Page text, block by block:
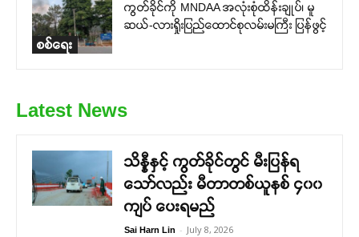
စစ်ရေး
ကွတ်ခိုင်ကို MNDAA အလုံးစုံထိန်းချုပ်၊ မူ
ဆယ်-လားရှိုးပြည်ထောင်စုလမ်းမကြီး ပြန်ဖွင့်
Latest News
သိန္နီနှင့် ကွတ်ခိုင်တွင် မီးပြန်ရ
သော်လည်း မီတာတစ်ယူနစ် ၄၀၀
ကျပ် ပေးရမည်
Sai Harn Lin - July 8, 2026